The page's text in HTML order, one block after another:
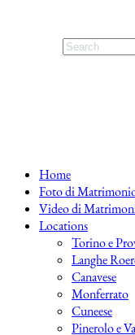
Home
Foto di
Video di
Locations
Torino e
Langhe
Canavese
Monferrato
Cuneese
Pinerolo e